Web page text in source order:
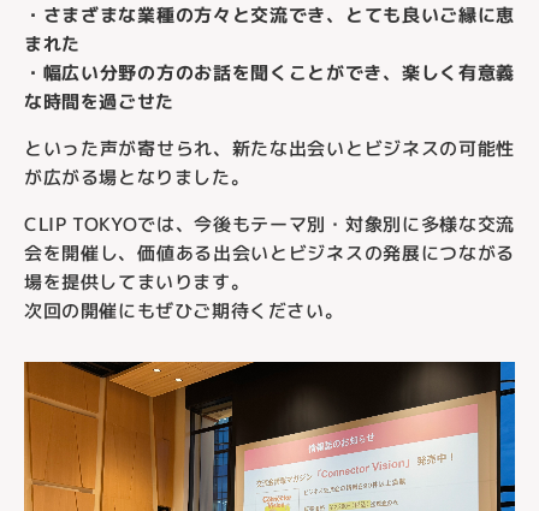
・さまざまな業種の方々と交流でき、とても良いご縁に恵
まれた
・幅広い分野の方のお話を聞くことができ、楽しく有意義
な時間を過ごせた
といった声が寄せられ、新たな出会いとビジネスの可能性
が広がる場となりました。
CLIP TOKYOでは、今後もテーマ別・対象別に多様な交流
会を開催し、価値ある出会いとビジネスの発展につながる
場を提供してまいります。
次回の開催にもぜひご期待ください。